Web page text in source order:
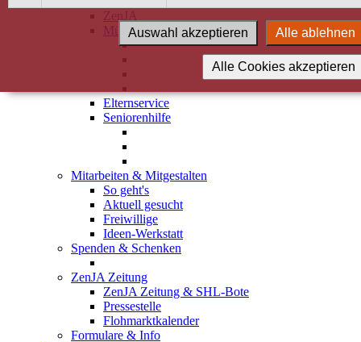
ZenJA
Mütterzentrum
Elternservice
Seniorenhilfe
Mitarbeiten & Mitgestalten
So geht's
Aktuell gesucht
Freiwillige
Ideen-Werkstatt
Spenden & Schenken
ZenJA Zeitung
ZenJA Zeitung & SHL-Bote
Pressestelle
Flohmarktkalender
Formulare & Info
Alle ablehnen
Auswahl akzeptieren
Alle Cookies akzeptieren